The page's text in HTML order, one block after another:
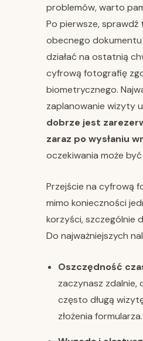
problemów, warto
Po pierwsze, sprawdź
obecnego
działać na ostatnią
cyfrową fotografię
biometrycznego.
zaplanowanie wizyty
dobrze jest
zaraz po wysłaniu
oczekiwania może być
Przejście na cyfrową
mimo konieczności
korzyści, szczególnie
Do najważniejszych
Oszczędność
zaczynasz zdalnie,
często długą
złożenia formularza.